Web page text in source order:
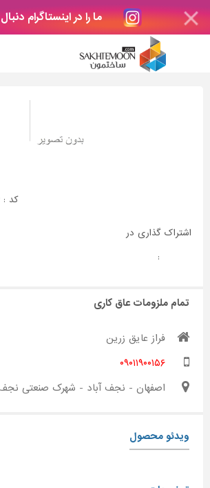
ما را در اینستاگرام
کد : Sakhtemoon-۴۹۴۱۴
اشتراک گذاری در
:
تمام ملزومات عاق کاری
فراز عایق زرین
۰۹۰۱۱۹۰۰۱۵۶
اصفهان - نجف آباد - شهرک صنعتی نجف
ویدئو محصول